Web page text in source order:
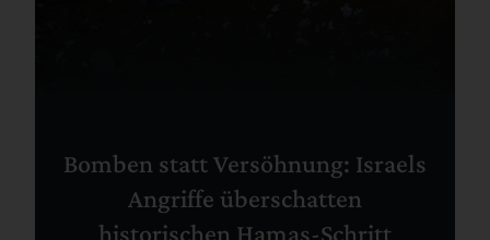
Bomben statt Versöhnung: Israels
Angriffe überschatten
historischen Hamas-Schritt